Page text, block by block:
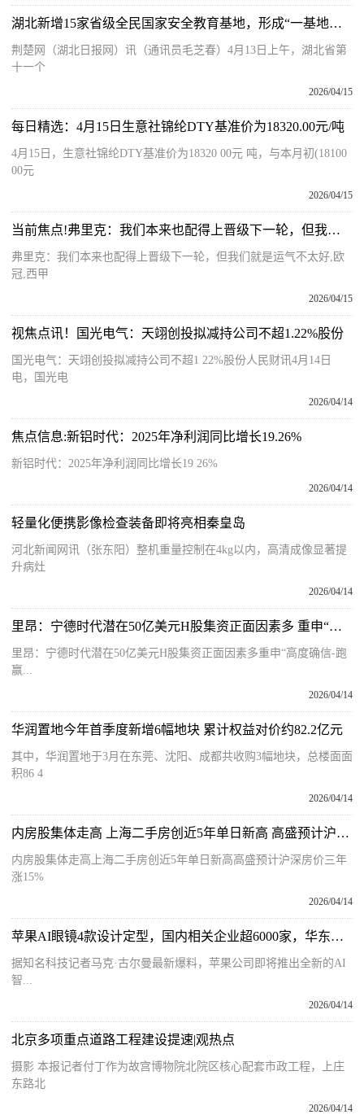
湖北新增15家省级全民国家安全教育基地，形成“一基地一特色”宣教格局 焦点速讯
荆楚网（湖北日报网）讯（通讯员毛芝春）4月13日上午，湖北省第
十一个
2026/04/15
每日精选：4月15日生意社锦纶DTY基准价为18320.00元/吨
4月15日，生意社锦纶DTY基准价为18320 00元 吨，与本月初(18100
00元
2026/04/15
当前焦点!弗里克：我们本来也配得上晋级下一轮，但我们就是运气不太好
弗里克：我们本来也配得上晋级下一轮，但我们就是运气不太好,欧
冠,西甲
2026/04/15
视焦点讯！国光电气：天翊创投拟减持公司不超1.22%股份
国光电气：天翊创投拟减持公司不超1 22%股份人民财讯4月14日
电，国光电
2026/04/14
焦点信息:新铝时代：2025年净利润同比增长19.26%
新铝时代：2025年净利润同比增长19 26%
2026/04/14
轻量化便携影像检查装备即将亮相秦皇岛
河北新闻网讯（张东阳）整机重量控制在4kg以内，高清成像显著提
升病灶
2026/04/14
里昂：宁德时代潜在50亿美元H股集资正面因素多 重申“高度确信-跑赢大市”评级
里昂：宁德时代潜在50亿美元H股集资正面因素多重申“高度确信-跑
赢...
2026/04/14
华润置地今年首季度新增6幅地块 累计权益对价约82.2亿元
其中，华润置地于3月在东莞、沈阳、成都共收购3幅地块，总楼面面
积86 4
2026/04/14
内房股集体走高 上海二手房创近5年单日新高 高盛预计沪深房价三年涨15%
内房股集体走高上海二手房创近5年单日新高高盛预计沪深房价三年
涨15%
2026/04/14
苹果AI眼镜4款设计定型，国内相关企业超6000家，华东华南逾六成
据知名科技记者马克·古尔曼最新爆料，苹果公司即将推出全新的AI
智...
2026/04/14
北京多项重点道路工程建设提速|观热点
摄影 本报记者付丁作为故宫博物院北院区核心配套市政工程，上庄
东路北
2026/04/14